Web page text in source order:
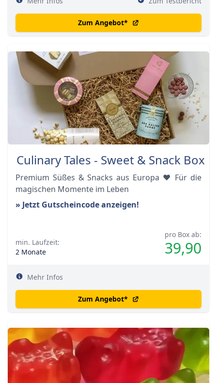
Zum Angebot*
Culinary Tales - Sweet & Snack Box
Premium Süßes & Snacks aus Europa ❤️ Für die
magischen Momente im Leben
» Jetzt Gutscheincode anzeigen!
pro Box ab:
39,90
min. Laufzeit:
2 Monate
Mehr Infos
Zum Angebot*